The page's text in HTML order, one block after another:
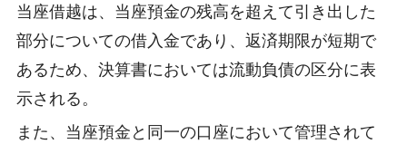
当座借越は、当座預金の残高を超えて引き出した
部分についての借入金であり、返済期限が短期で
あるため、決算書においては流動負債の区分に表
示される。
また、当座預金と同一の口座において管理されて